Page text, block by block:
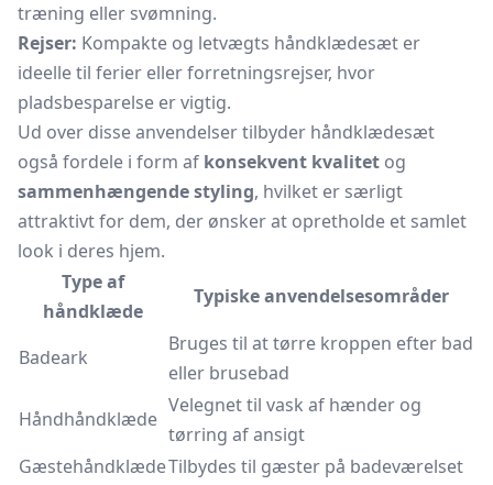
træning eller svømning.
Rejser: Kompakte og letvægts håndklædesæt er
ideelle til ferier eller forretningsrejser, hvor
pladsbesparelse er vigtig.
Ud over disse anvendelser tilbyder håndklædesæt
også fordele i form af konsekvent kvalitet og
sammenhængende styling, hvilket er særligt
attraktivt for dem, der ønsker at opretholde et samlet
look i deres hjem.
Type af
håndklæde
Typiske anvendelsesområder
Badeark
Bruges til at tørre kroppen efter bad
eller brusebad
Håndhåndklæde
Velegnet til vask af hænder og
tørring af ansigt
GæstehåndklædeTilbydes til gæster på badeværelset